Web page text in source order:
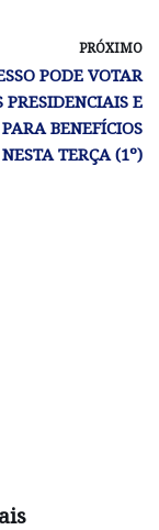
PRÓXIMO
PODE VOTAR
PRESIDENCIAIS E
BENEFÍCIOS
TERÇA (1º)